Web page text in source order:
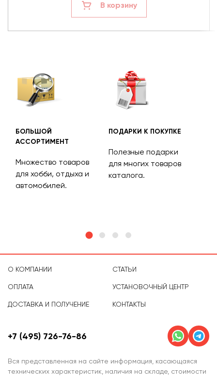
В корзину
БОЛЬШОЙ
АССОРТИМЕНТ
Множество товаров
для хобби, отдыха и
автомобилей.
ПОДАРКИ К ПОКУПКЕ
Полезные подарки
для многих товаров
каталога.
О КОМПАНИИ
ОПЛАТА
ДОСТАВКА И ПОЛУЧЕНИЕ
СТАТЬИ
УСТАНОВОЧНЫЙ ЦЕНТР
КОНТАКТЫ
Вся представленная на сайте информация, касающаяся
технических характеристик, наличия на складе, стоимости
+7 (495) 726-76-86